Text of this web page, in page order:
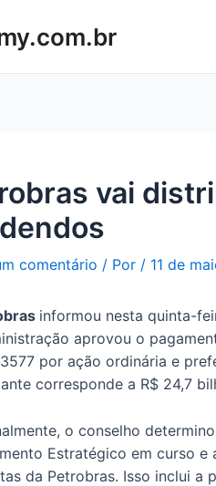
vai
comentário / Por / 11 de
informou nesta quinta-
aprovou o
por ação ordinária e
corresponde a R$ 24,7
o conselho
Estratégico em curso
da Petrobras. Isso inclui a